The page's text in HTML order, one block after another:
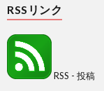
RSSリンク
RSS - 投稿